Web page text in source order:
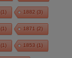
(1) 1882 (3)
(1) 1871 (2)
(1) 1853 (1)